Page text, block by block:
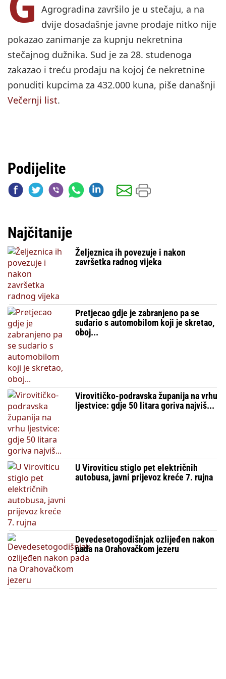
Agrogradina završilo je u stečaju, a na
dvije dosadašnje javne prodaje nitko nije
pokazao zanimanje za kupnju nekretnina
stečajnog dužnika. Sud je za 28. studenoga
zakazao i treću prodaju na kojoj će nekretnine
ponuditi kupcima za 432.000 kuna, piše današnji
Večernji list.
Podijelite
Najčitanije
Željeznica ih povezuje i nakon
završetka radnog vijeka
Pretjecao gdje je zabranjeno pa se
sudario s automobilom koji je skretao,
oboj...
Virovitičko-podravska županija na vrhu
ljestvice: gdje 50 litara goriva najviš...
U Viroviticu stiglo pet električnih
autobusa, javni prijevoz kreće 7. rujna
Devedesetogodišnjak ozlijeđen nakon
pada na Orahovačkom jezeru